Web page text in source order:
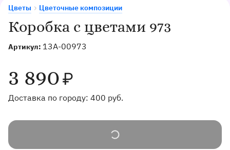
Коробка с цветами 973
Артикул: 13A-00973
3 890₽
Доставка по городу: 400 руб.
Цветы Цветочные композиции
Коробка с цветами 973